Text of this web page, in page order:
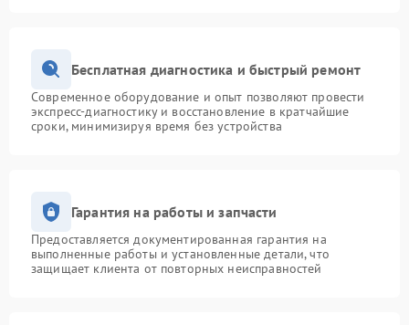
Бесплатная диагностика и быстрый ремонт
Современное оборудование и опыт позволяют провести
экспресс-диагностику и восстановление в кратчайшие
сроки, минимизируя время без устройства
Гарантия на работы и запчасти
Предоставляется документированная гарантия на
выполненные работы и установленные детали, что
защищает клиента от повторных неисправностей